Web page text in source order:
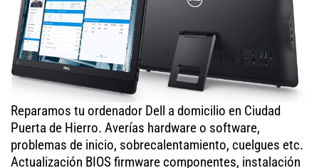
Reparamos tu ordenador Dell a domicilio en Ciudad
Puerta de Hierro. Averías hardware o software,
problemas de inicio, sobrecalentamiento, cuelgues etc.
Actualización BIOS firmware componentes, instalación